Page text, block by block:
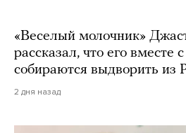
«Веселый молочник»
рассказал, что его вместе
собираются выдворить из
2 дня назад